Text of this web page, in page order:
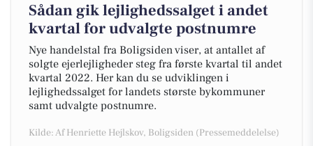
Sådan gik lejlighedssalget i andet
kvartal for udvalgte postnumre
Nye handelstal fra Boligsiden viser, at antallet af
solgte ejerlejligheder steg fra første kvartal til andet
kvartal 2022. Her kan du se udviklingen i
lejlighedssalget for landets største bykommuner
samt udvalgte postnumre.
Kilde: Af Henriette Hejlskov, Boligsiden (Pressemeddelelse)